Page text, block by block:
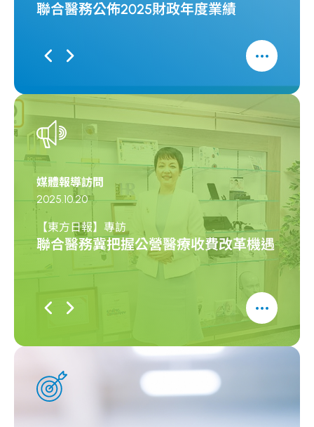
聯合醫務公佈2025財政年度業績
媒體報導訪問
2025.10.20
【東方日報】專訪
聯合醫務冀把握公營醫療收費改革機遇
媒體
【星
聯合